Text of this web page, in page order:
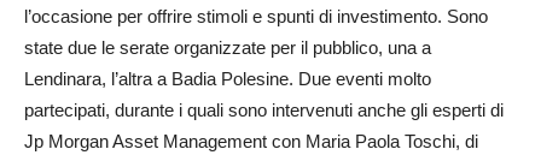
l’occasione per offrire stimoli e spunti di investimento. Sono
state due le serate organizzate per il pubblico, una a
Lendinara, l’altra a Badia Polesine. Due eventi molto
partecipati, durante i quali sono intervenuti anche gli esperti di
Jp Morgan Asset Management con Maria Paola Toschi, di